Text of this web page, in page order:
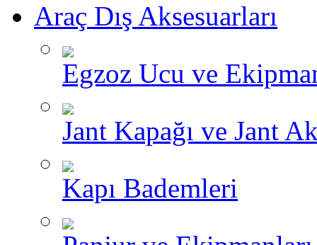
Araç Dış Aksesuarları
Egzoz Ucu ve
Jant Kapağı ve Jant
Kapı Bademleri